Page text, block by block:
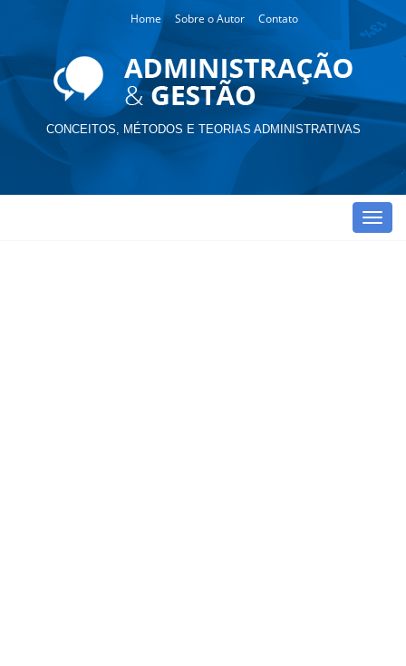
Home Sobre o Autor Contato
CONCEITOS, MÉTODOS E TEORIAS ADMINISTRATIVAS